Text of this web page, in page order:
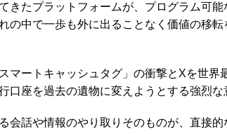
きたプラットフォームが、プログラム可能
の中で一歩も外に出ることなく価値の移転
マートキャッシュタグ」の衝撃とXを世界
口座を過去の遺物に変えようとする強烈な
会話や情報のやり取りそのものが、直接